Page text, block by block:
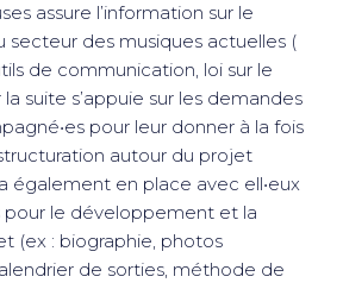
assure l’information sur le
des musiques actuelles (
de communication, loi sur le
suite s’appuie sur les demandes
pour leur donner à la fois
autour du projet
également en place avec ell•eux
pour le développement et la
(ex : biographie, photos
de sorties, méthode de